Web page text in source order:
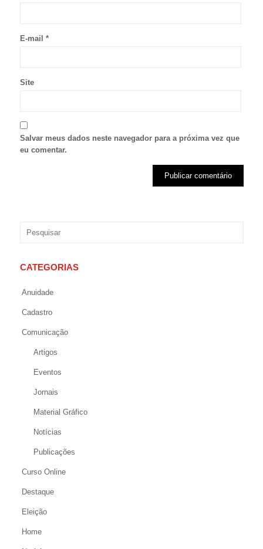
E-mail *
Site
Salvar meus dados neste navegador para a próxima vez que
eu comentar.
CATEGORIAS
Anuidade
Cadastro
Comunicação
Artigos
Eventos
Jornais
Material Gráfico
Notícias
Publicações
Curso Online
Destaque
Eleição
Home